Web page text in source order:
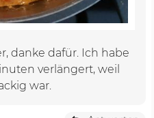
danke dafür. Ich habe
verlängert, weil
war.